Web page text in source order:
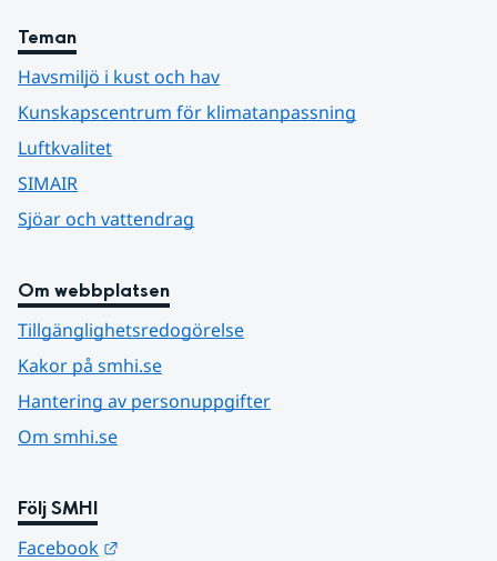
Teman
Havsmiljö i kust och hav
Kunskapscentrum för klimatanpassning
Luftkvalitet
SIMAIR
Sjöar och vattendrag
Om webbplatsen
Tillgänglighetsredogörelse
Kakor på smhi.se
Hantering av personuppgifter
Om smhi.se
Följ SMHI
Facebook